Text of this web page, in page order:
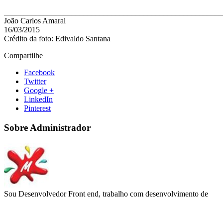
João Carlos Amaral
16/03/2015
Crédito da foto: Edivaldo Santana
Compartilhe
Facebook
Twitter
Google +
LinkedIn
Pinterest
Sobre Administrador
Sou Desenvolvedor Front end, trabalho com desenvolvimento de